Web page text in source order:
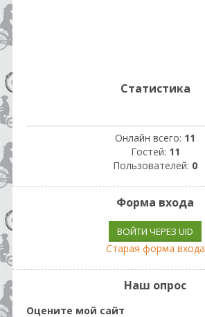
Статистика
Онлайн всего: 11
Гостей: 11
Пользователей: 0
Форма входа
ВОЙТИ ЧЕРЕЗ UID
Старая форма входа
Наш опрос
Оцените мой сайт